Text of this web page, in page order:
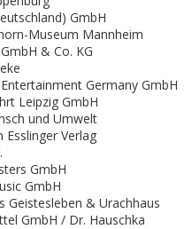
GmbH
Museum Mannheim
& Co. KG
Germany GmbH
Leipzig GmbH
und Umwelt
Esslinger Verlag
GmbH
GmbH
Geistesleben & Urachhaus
GmbH / Dr. Hauschka